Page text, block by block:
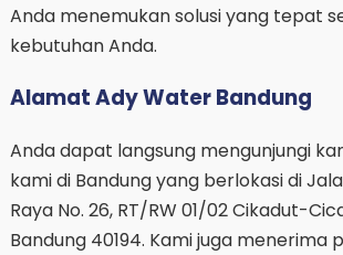
Anda menemukan solusi yang tepat
kebutuhan Anda.
Alamat Ady Water Bandung
Anda dapat langsung mengunjungi
kami di Bandung yang berlokasi di
Raya No. 26, RT/RW 01/02 Cikadut-
Bandung 40194. Kami juga menerima